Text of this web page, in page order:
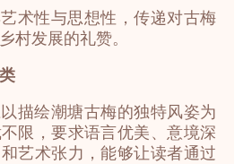
术性与思想性，传递对古梅
村发展的礼赞。
描绘潮塘古梅的独特风姿为
限，要求语言优美、意境深
艺术张力，能够让读者通过